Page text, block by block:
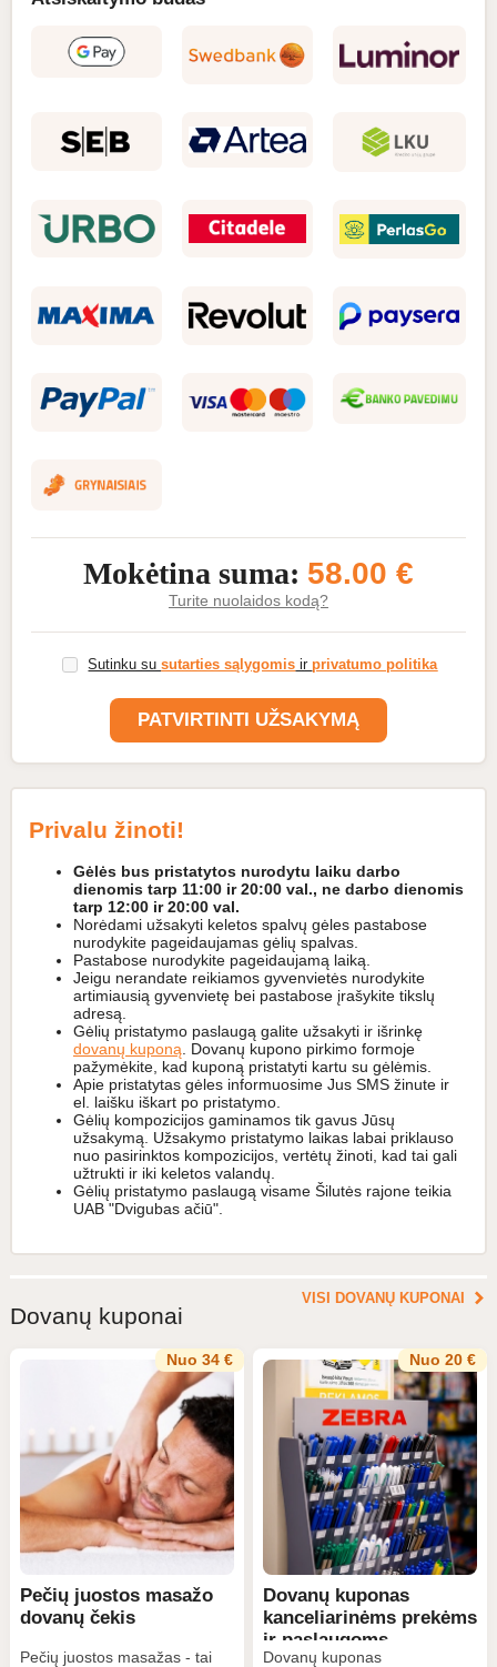
Mokėtina suma: 58.00 €
Turite nuolaidos kodą?
Sutinku susutarties sąlygomis irprivatumo politika
Privalu žinoti!
Gėlės bus pristatytos nurodytu laiku darbo
dienomis tarp 11:00 ir 20:00 val., ne darbo dienomis
tarp 12:00 ir 20:00 val.
Norėdami užsakyti keletos spalvų gėles pastabose
nurodykite pageidaujamas gėlių spalvas.
Pastabose nurodykite pageidaujamą laiką.
Jeigu nerandate reikiamos gyvenvietės nurodykite
artimiausią gyvenvietę bei pastabose įrašykite tikslų
adresą.
Gėlių pristatymo paslaugą galite užsakyti ir išrinkę
dovanų kuponą . Dovanų kupono pirkimo formoje
pažymėkite, kad kuponą pristatyti kartu su gėlėmis.
Apie pristatytas gėles informuosime Jus SMS žinute ir
el. laišku iškart po pristatymo.
Gėlių kompozicijos gaminamos tik gavus Jūsų
užsakymą. Užsakymo pristatymo laikas labai priklauso
nuo pasirinktos kompozicijos, vertėtų žinoti, kad tai gali
užtrukti ir iki keletos valandų.
Gėlių pristatymo paslaugą visame Šilutės rajone teikia
UAB "Dvigubas ačiū".
VISI DOVANŲ KUPONAI
Dovanų kuponai
Nuo 34 €
Pečių juostos masažo
dovanų čekis
Pečių juostos masažas - tai
Nuo 20 €
Dovanų kuponas
kanceliarinėms prekėms
ir paslaugoms
Dovanų kuponas